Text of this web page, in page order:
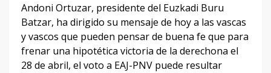
Andoni Ortuzar, presidente del Euzkadi Buru
Batzar, ha dirigido su mensaje de hoy a las vascas
y vascos que pueden pensar de buena fe que para
frenar una hipotética victoria de la derechona el
28 de abril, el voto a EAJ-PNV puede resultar